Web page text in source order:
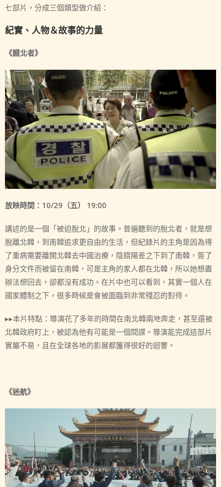
七部片，分成三個類型做介紹：
紀實、人物＆故事的力量
《歸北者》
放映時間：10/29（五） 19:00
講述的是一個「被迫脫北」的故事。普遍聽到的脫北者，就是想
脫離北韓，到南韓追求更自由的生活，但紀錄片的主角是因為得
了重病需要離開北韓去中國治療，陰錯陽差之下到了南韓，簽了
身分文件而被留在南韓，可是主角的家人都在北韓，所以她想盡
辦法想回去，卻都沒有成功。在片中也可以看到，其實一個人在
國家體制之下，很多時候是會被面臨到非常殘忍的對待。
▸▸本片特點：導演花了多年的時間在南北韓兩地奔走，甚至還被
北韓政府盯上，被認為他有可能是一個間諜。導演能完成這部片
實屬不易，且在全球各地的影展都獲得很好的迴響。
《迷航》